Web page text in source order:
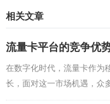
相关文章
流量卡平台的竞争优
在数字化时代，流量卡作为
长，面对这一市场机遇，众
烈，本文将探讨流量卡平台